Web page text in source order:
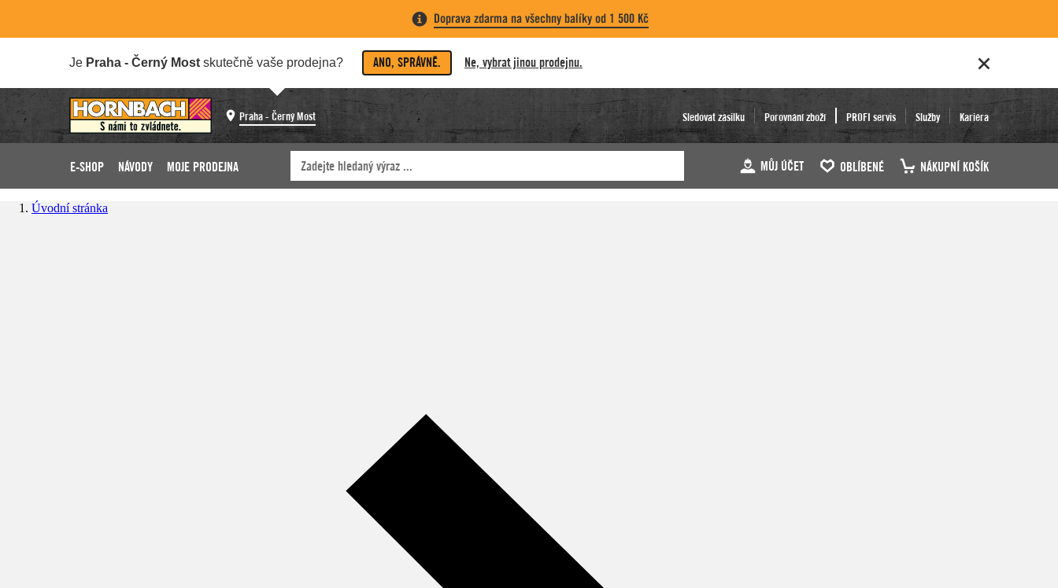
Doprava zdarma na všechny balíky od 1 500 Kč
Je Praha - Černý Most skutečně vaše prodejna? ANO, SPRÁVNĚ. Ne, vybrat jinou prodejnu.
Praha - Černý Most Sledovat zásilku Porovnání zboží PROFI servis Služby Kariéra
E-SHOP NÁVODY MOJE PRODEJNA MŮJ ÚČET OBLÍBENÉ NÁKUPNÍ KOŠÍK
Úvodní stránka